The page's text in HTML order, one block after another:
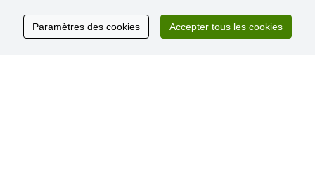
Commentaires clients
Paramètres des cookies Accepter tous les cookies